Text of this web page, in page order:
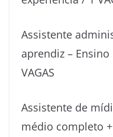
Assistente
aprendiz –
VAGAS
Assistente de
médio completo